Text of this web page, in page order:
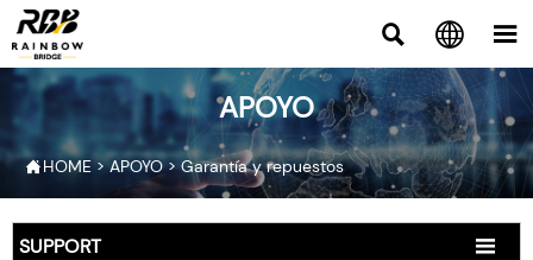
  
APOYO
HOME>APOYO>Garantía y repuestos
SUPPORT 